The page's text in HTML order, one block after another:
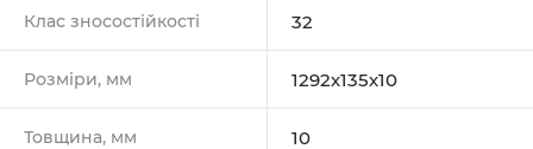
Клас зносостійкості 32
Розміри, мм 1292х135х10
Товщина, мм 10